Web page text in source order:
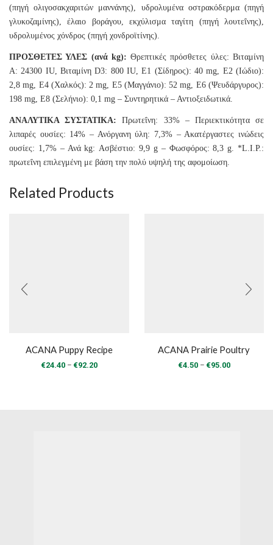
(πηγή ολιγοσακχαριτών μαννάνης), υδρολυμένα οστρακόδερμα (πηγή
γλυκοζαμίνης), έλαιο βοράγου, εκχύλισμα ταγίτη (πηγή λουτεΐνης),
υδρολυμένος χόνδρος (πηγή χονδροϊτίνης).
ΠΡΟΣΘΕΤΕΣ ΥΛΕΣ (ανά kg): Θρεπτικές πρόσθετες ύλες: Βιταμίνη
A: 24300 IU, Βιταμίνη D3: 800 IU, E1 (Σίδηρος): 40 mg, E2 (Ιώδιο):
2,8 mg, E4 (Χαλκός): 2 mg, E5 (Μαγγάνιο): 52 mg, E6 (Ψευδάργυρος):
198 mg, E8 (Σελήνιο): 0,1 mg – Συντηρητικά – Αντιοξειδωτικά.
ΑΝΑΛΥΤΙΚΑ ΣΥΣΤΑΤΙΚΑ: Πρωτεΐνη: 33% – Περιεκτικότητα σε
λιπαρές ουσίες: 14% – Ανόργανη ύλη: 7,3% – Ακατέργαστες ινώδεις
ουσίες: 1,7% – Ανά kg: Ασβέστιο: 9,9 g – Φωσφόρος: 8,3 g. *L.I.P.:
πρωτεΐνη επιλεγμένη με βάση την πολύ υψηλή της αφομοίωση.
Related Products
ACANA Puppy Recipe
€24.40 – €92.20Price
ACANA Prairie Poultry
€4.50 – €95.00Price